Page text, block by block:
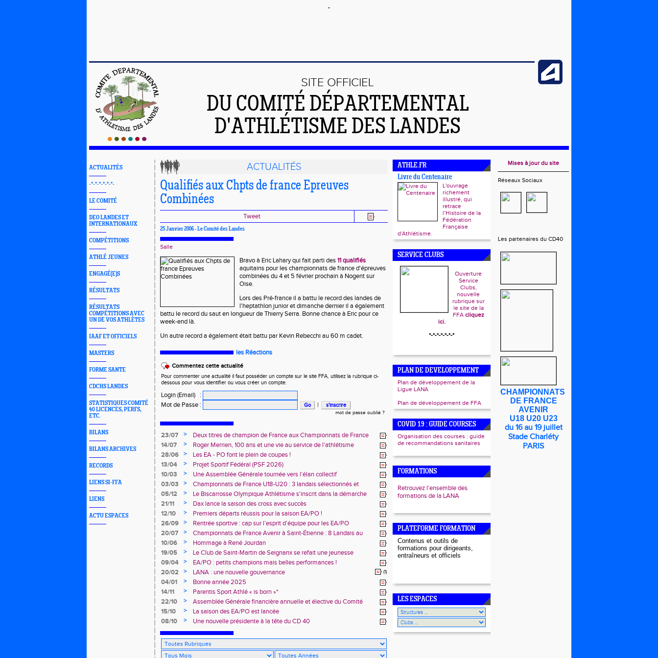
SITE OFFICIEL
DU COMITÉ DÉPARTEMENTAL
D'ATHLÉTISME DES LANDES
ACTUALITÉS
-*-*-*-*-*-*-
LE COMITÉ
DEO LANDES ET
INTERNATIONAUX
COMPÉTITIONS
ATHLÉ JEUNES
ENGAGÉ(E)S
RÉSULTATS
RÉSULTATS
COMPÉTITIONS AVEC
UN DE VOS ATHLÈTES
IAAF ET OFFICIELS
MASTERS
FORME SANTE
CDCHS LANDES
STATISTIQUES COMITÉ
40 LICENCES, PERFS,
ETC.
BILANS
BILANS ARCHIVES
RECORDS
LIENS SI-FFA
LIENS
ACTU ESPACES
ACTUALITÉS
Qualifiés aux Chpts de france Epreuves
Combinées
Tweet
25 Janvier 2006 - Le Comité des Landes
Salle
Bravo à Eric Lahary qui fait parti des11 qualifiés
aquitains pour les championnats de france d'épreuves
combinées du 4 et 5 février prochain à Nogent sur
Oise.
Lors des Pré-france il a battu le record des landes de
l'heptathlon junior et dimanche dernier il a également
battu le record du saut en longueur de Thierry Serra. Bonne chance à Eric pour ce
week-end là.
Un autre record a également était battu par Kevin Rebecchi au 60 m cadet.
les Réactions
Commentez cette actualité
Pour commenter une actualité il faut posséder un compte sur le site FFA, utilisez la rubrique ci-
dessous pour vous identifier ou vous créer un compte.
Login (Email)
:
Mot de Passe : |
mot de passe oublié ?
23/07 >
Deux titres de champion de France aux Championnats de France
Avenir !
14/07 >
Roger Merrien, 100 ans et une vie au service de l'athlétisme
28/06
>
Les EA - PO font le plein de coupes !
13/04
>
Projet Sportif Fédéral (PSF 2026)
10/03
>
Une Assemblée Générale tournée vers l’élan collectif
03/03
>
Championnats de France U18-U20 : 3 landais sélectionnés et
deux champions de France
05/12 >
Le Biscarrosse Olympique Athlétisme s'inscrit dans la démarche
"Du Stade vers l'Emploi"
21/11 >
Dax lance la saison des cross avec succès
12/10
>
Premiers départs réussis pour la saison EA/PO !
26/09
>
Rentrée sportive : cap sur l’esprit d’équipe pour les EA/PO
20/07
>
Championnats de France Avenir à Saint-Étienne : 8 Landais au
rendez-vous
10/06 >
Hommage à René Jourdan
19/05
>
Le Club de Saint-Martin de Seignanx se refait une jeunesse
09/04
>
EA/PO : petits champions mais belles performances !
20/02
> LANA : une nouvelle gouvernance (1)
04/01 >
Bonne année 2025
14/11
>
Parentis Sport Athlé « is born »*
22/10
>
Assemblée Générale financière annuelle et élective du Comité
des Landes d’Athlétisme
15/10 >
La saison des EA/PO est lancée
08/10
> Une nouvelle présidente à la tête du CD 40
ATHLE.FR
Livre du Centenaire
L'ouvrage
richement
illustré, qui
retrace
l’Histoire de la
Fédération
Française
d'Athlétisme.
SERVICE CLUBS
Ouverture
Service
Clubs,
nouvelle
rubrique sur
le site de la
FFA cliquez
ici.
*-*-*-*-*-*-*
PLAN DE DEVELOPPEMENT
Plan de développement de la
Ligue LANA
Plan de développement de FFA
COVID 19 : GUIDE COURSES
Organisation des courses : guide
de recommandations sanitaires
FORMATIONS
Retrouvez l'ensemble des
formations de la LANA
PLATEFORME FORMATION
Contenus et outils de
formations pour dirigeants,
entraîneurs et officiels
LES ESPACES
Mises à jour du site
Réseaux Sociaux
Les partenaires du CD40
CHAMPIONNATS
DE FRANCE
AVENIR
U18 U20 U23
du 16 au 19 juillet
Stade Charléty
PARIS